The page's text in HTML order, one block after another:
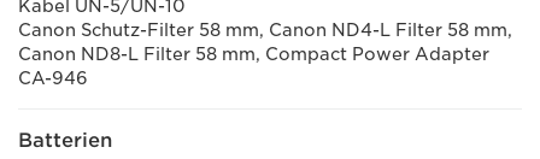
Kabel UN-5/UN-10
Canon Schutz-Filter 58 mm, Canon ND4-L Filter 58 mm,
Canon ND8-L Filter 58 mm, Compact Power Adapter
CA-946
Batterien